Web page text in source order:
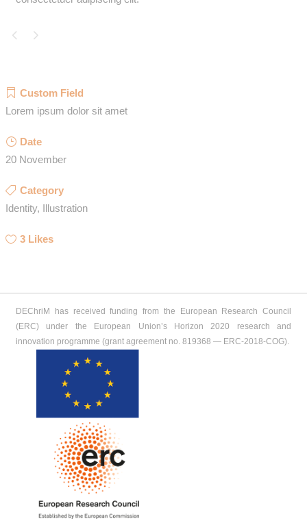
Custom Field
Lorem ipsum dolor sit amet
Date
20 November
Category
Identity, Illustration
3 Likes
DEChriM has received funding from the European Research Council
(ERC) under the European Union’s Horizon 2020 research and
innovation programme (grant agreement no. 819368 ― ERC-2018-COG).